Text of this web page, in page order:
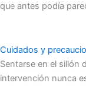
que antes podía
Cuidados y
Sentarse en el sillón
intervención nunca